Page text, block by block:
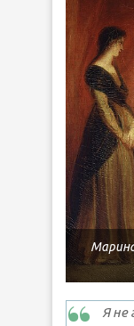
Я не